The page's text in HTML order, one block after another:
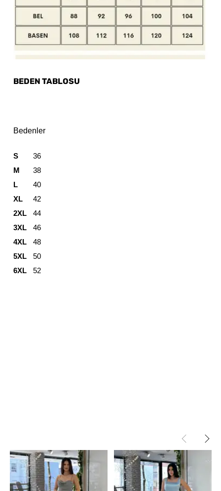
BEDEN TABLOSU
Bedenler
S
36
M
38
L
40
XL
42
2XL
44
3XL
46
4XL
48
5XL
50
6XL
52